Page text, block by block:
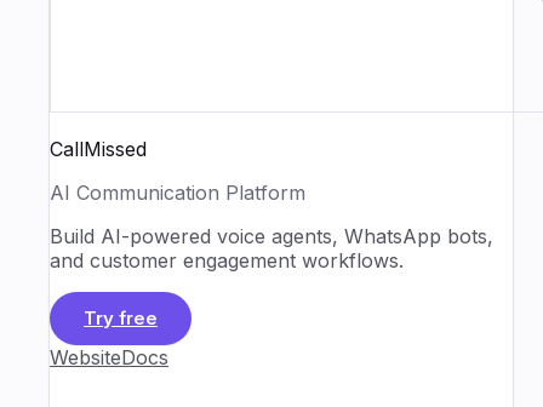
CallMissed
AI Communication Platform
Build AI-powered voice agents, WhatsApp bots,
and customer engagement workflows.
Try free
WebsiteDocs